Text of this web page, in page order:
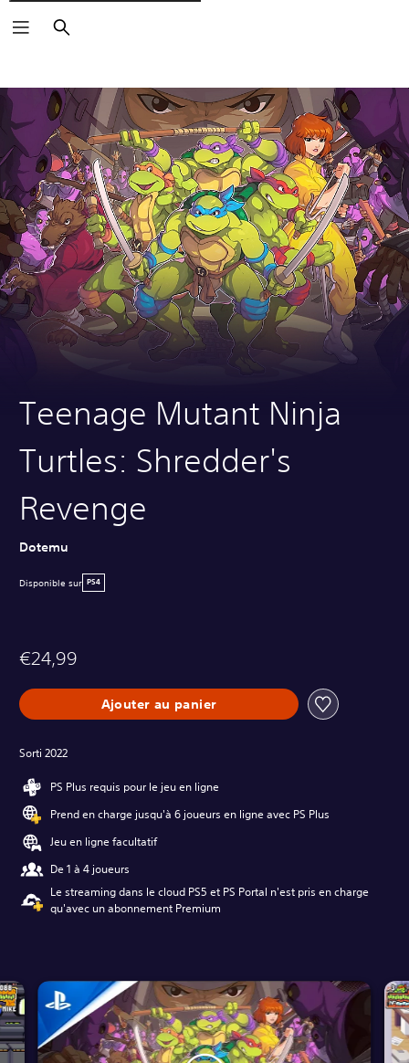
Rechercher
Teenage Mutant Ninja
Turtles: Shredder's
Revenge
Dotemu
Disponible sur PS4
€24,99
Ajouter au panier
Sorti 2022
PS Plus requis pour le jeu en ligne
Prend en charge jusqu'à 6 joueurs en ligne avec PS Plus
Jeu en ligne facultatif
De 1 à 4 joueurs
Le streaming dans le cloud PS5 et PS Portal n'est pris en charge
qu'avec un abonnement Premium